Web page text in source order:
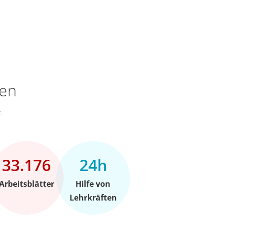
33.176 24h
Hilfe von
Lehrkräften